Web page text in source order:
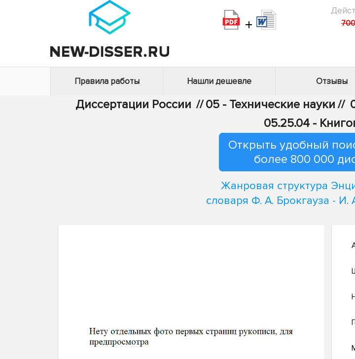
+ 700
Правила работы Нашли дешевле Отзывы
Диссертации России // 05 - Технические науки //
05.25.04 -
Открыть удобный
более 800 000
Жанровая структура
словаря Ф. А. Брокгауза - И.